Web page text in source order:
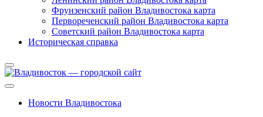
Фрунзенский район Владивостока карта
Первореченский район Владивостока карта
Советский район Владивостока карта
Историческая справка
Новости Владивостока